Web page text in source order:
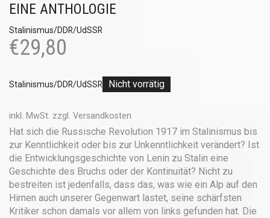
EINE ANTHOLOGIE
Stalinismus/DDR/UdSSR
€29,80
Stalinismus/DDR/UdSSR Nicht vorrätig
inkl. MwSt. zzgl. Versandkosten
Hat sich die Russische Revolution 1917 im Stalinismus bis
zur Kenntlichkeit oder bis zur Unkenntlichkeit verändert? Ist
die Entwicklungsgeschichte von Lenin zu Stalin eine
Geschichte des Bruchs oder der Kontinuität? Nicht zu
bestreiten ist jedenfalls, dass das, was wie ein Alp auf den
Hirnen auch unserer Gegenwart lastet, seine schärfsten
Kritiker schon damals vor allem von links gefunden hat. Die